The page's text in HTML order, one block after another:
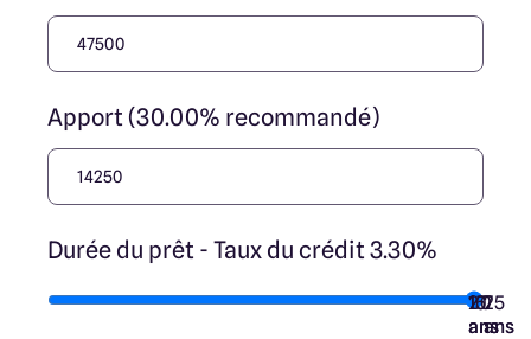
Apport (30.00% recommandé)
Durée du prêt - Taux du crédit 3.30%
7
ans
10
ans
15
ans
20
ans
25
ans